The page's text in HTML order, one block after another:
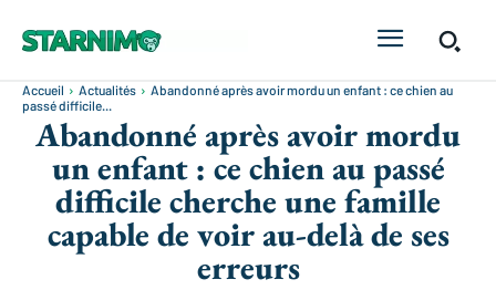
Accueil Actualités
Abandonné après avoir mordu un enfant : ce chien au
passé difficile...
Abandonné après avoir mordu
un enfant : ce chien au passé
difficile cherche une famille
capable de voir au-delà de ses
erreurs